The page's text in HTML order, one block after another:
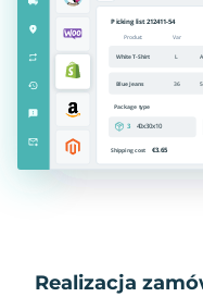
Realizacja